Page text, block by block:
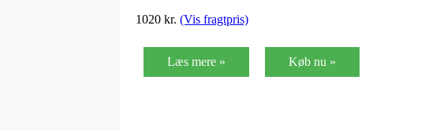
1020 kr. (Vis fragtpris)
Læs mere » Køb nu »